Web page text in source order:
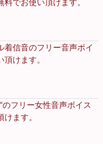
着信音のフリー音声ボイ
けます。
のフリー女性音声ボイス
ます。